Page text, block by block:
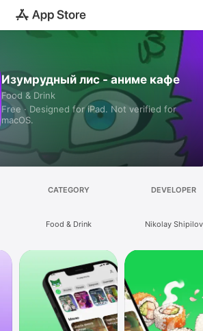
Изумрудный лис - аниме кафе
Food & Drink
Free · Designed for iPad. Not verified for
macOS.
CATEGORY
Food & Drink
DEVELOPER
Nikolay Shipilov